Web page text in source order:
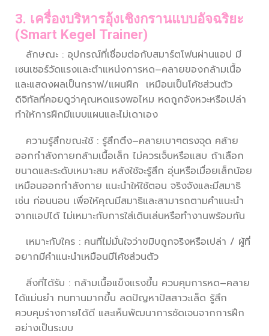
3. เครื่องบริหารอุ้งเชิงกรานแบบอัจฉริยะ
(Smart Kegel Trainer)
ลักษณะ : อุปกรณ์ที่เชื่อมต่อกับสมาร์ตโฟนผ่านแอป มี
เซนเซอร์วัดแรงและตำแหน่งการหด–คลายของกล้ามเนื้อ
และแสดงผลเป็นกราฟ/แผนฝึก เหมือนเป็นโค้ชส่วนตัว
ดิจิทัลที่คอยดูว่าคุณหดแรงพอไหม หดถูกจังหวะหรือเปล่า
ทำให้การฝึกมีแบบแผนและไม่เดาเอง
ความรู้สึกขณะใช้ : รู้สึกตึง–คลายเบาๆตรงจุด คล้าย
ออกกำลังกายกล้ามเนื้อเล็ก ไม่ควรเจ็บหรือแสบ ถ้าเลือก
ขนาดและระดับเหมาะสม หลังใช้จะรู้สึก อุ่นหรือเมื่อยเล็กน้อย
เหมือนออกกำลังกาย แนะนำให้ใช้ตอน จริงจังและมีสมาธิ
เช่น ก่อนนอน เพื่อให้คุณมีสมาธิและสามารถตามคำแนะนำ
จากแอปได้ ไม่เหมาะกับการใส่เดินเล่นหรือทำงานพร้อมกัน
เหมาะกับใคร : คนที่ไม่มั่นใจว่าขมิบถูกจริงหรือเปล่า / ผู้ที่
อยากมีคำแนะนำเหมือนมีโค้ชส่วนตัว
สิ่งที่ได้รับ : กล้ามเนื้อแข็งแรงขึ้น ควบคุมการหด–คลาย
ได้แม่นยำ ทนทานมากขึ้น ลดปัญหาปัสสาวะเล็ด รู้สึก
ควบคุมร่างกายได้ดี และเห็นพัฒนาการชัดเจนจากการฝึก
อย่างเป็นระบบ